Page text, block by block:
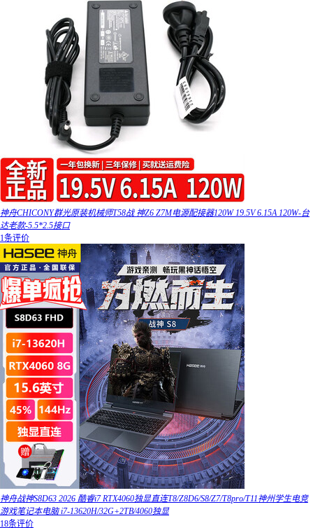
神舟CHICONY群光原装机械师T58战 神Z6 Z7M电源配接器120W 19.5V 6.15A 120W-台
达老款-5.5*2.5接口
1条评价
神舟战神S8D63 2026 酷睿i7 RTX4060独显直连T8/Z8D6/S8/Z7/T8pro/T11神州学生电竞
游戏笔记本电脑 i7-13620H/32G+2TB/4060独显
18条评价